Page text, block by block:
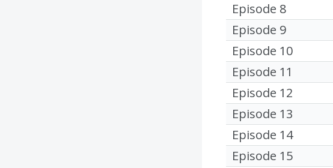
Episode 8
Episode 9
Episode 10
Episode 11
Episode 12
Episode 13
Episode 14
Episode 15